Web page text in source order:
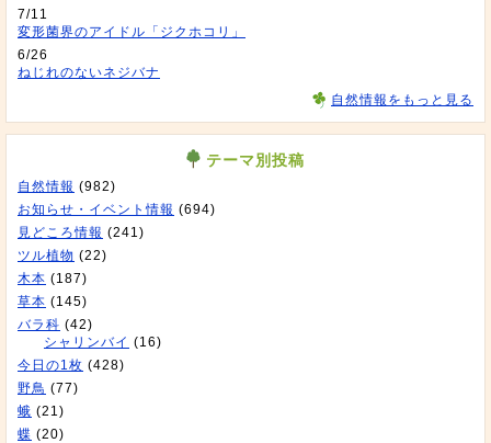
7/11
変形菌界のアイドル「ジクホコリ」
6/26
ねじれのないネジバナ
自然情報をもっと見る
テーマ別投稿
自然情報 (982)
お知らせ・イベント情報 (694)
見どころ情報 (241)
ツル植物 (22)
木本 (187)
草本 (145)
バラ科 (42)
シャリンバイ (16)
今日の1枚 (428)
野鳥 (77)
蛾 (21)
蝶 (20)